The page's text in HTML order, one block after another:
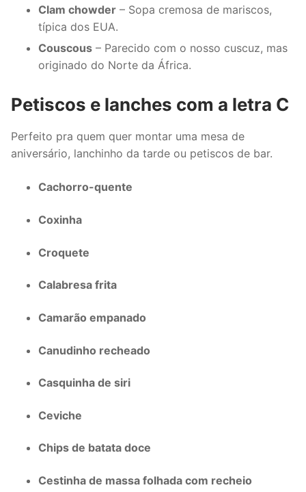
Clam chowder – Sopa cremosa de mariscos,
típica dos EUA.
Couscous – Parecido com o nosso cuscuz, mas
originado do Norte da África.
Petiscos e lanches com a letra C
Perfeito pra quem quer montar uma mesa de
aniversário, lanchinho da tarde ou petiscos de bar.
Cachorro-quente
Coxinha
Croquete
Calabresa frita
Camarão empanado
Canudinho recheado
Casquinha de siri
Ceviche
Chips de batata doce
Cestinha de massa folhada com recheio